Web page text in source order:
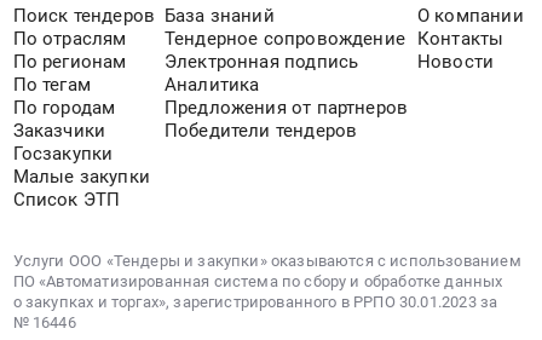
Поиск тендеров
По отраслям
По регионам
По тегам
По городам
Заказчики
Госзакупки
Малые закупки
Список ЭТП
База знаний
Тендерное сопровождение
Электронная подпись
Аналитика
Предложения от партнеров
Победители тендеров
О компании
Контакты
Новости
Услуги ООО «Тендеры и закупки» оказываются с использованием
ПО «Автоматизированная система по сбору и обработке данных
о закупках и торгах», зарегистрированного в РРПО 30.01.2023 за
№ 16446